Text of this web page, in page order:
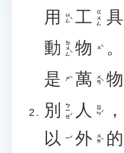
用 ㄩㄥˋ 工 ㄍㄨㄥ 具
動 ㄉㄨㄥˋ 物 ㄨˋ 。
是 ㄕˋ 萬 ㄨㄢˋ 物
別 ㄅㄧㄝˊ 人 ㄖㄣˊ ，
以 ㄧˇ 外 ㄨㄞˋ 的